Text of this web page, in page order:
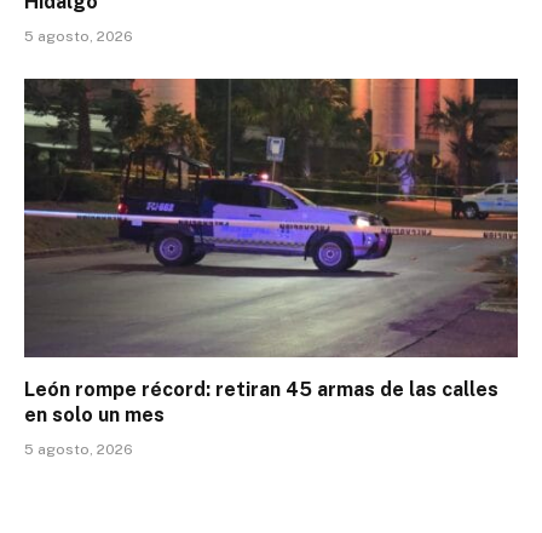
5 agosto, 2026
León rompe récord: retiran 45 armas de las calles
en solo un mes
5 agosto, 2026